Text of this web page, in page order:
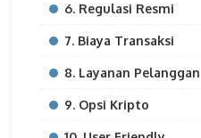
6. Regulasi Resmi
7. Biaya Transaksi
8. Layanan Pelanggan
9. Opsi Kripto